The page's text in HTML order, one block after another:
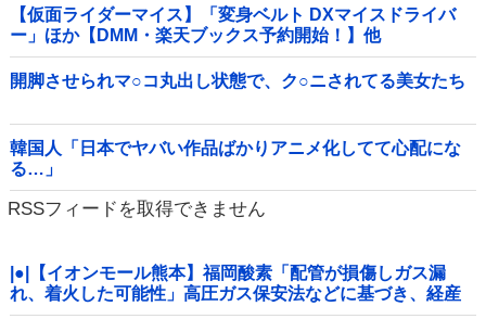
【仮面ライダーマイス】「変身ベルト DXマイスドライバ
ー」ほか【DMM・楽天ブックス予約開始！】他
開脚させられマ○コ丸出し状態で、ク○ニされてる美女たち
韓国人「日本でヤバい作品ばかりアニメ化してて心配にな
る…」
RSSフィードを取得できません
|●|【イオンモール熊本】福岡酸素「配管が損傷しガス漏
れ、着火した可能性」高圧ガス保安法などに基づき、経産
省に報告